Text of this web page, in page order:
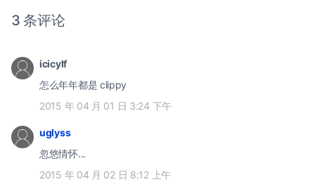
3 条评论
icicylf
怎么年年都是 clippy
2015 年 04 月 01 日 3:24 下午
uglyss
忽悠情怀...
2015 年 04 月 02 日 8:12 上午